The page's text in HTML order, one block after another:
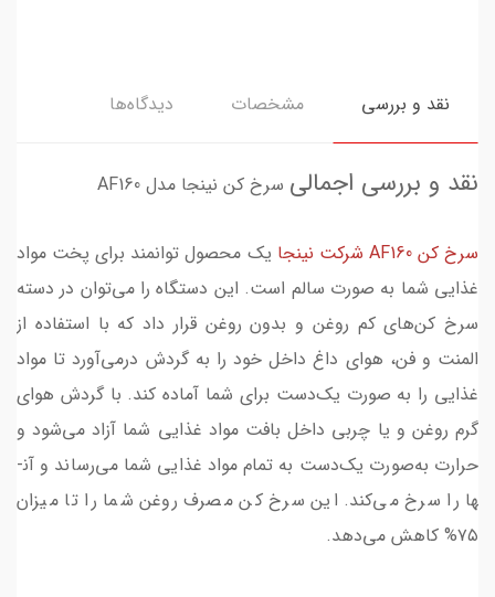
نقد و بررسی مشخصات دیدگاه‌ها
نقد و بررسی اجمالی سرخ کن نینجا مدل AF160
سرخ کن AF160 شرکت نینجا
یک محصول توانمند برای پخت مواد
غذایی شما به صورت سالم است. این دستگاه را می‌­توان در دسته
سرخ کن‌­های کم روغن و بدون روغن قرار داد که با استفاده از
المنت و فن، هوای داغ داخل خود را به گردش درمی‌­آورد تا مواد
غذایی را به صورت یک‌دست برای شما آماده کند. با گردش هوای
گرم روغن و یا چربی داخل بافت مواد غذایی شما آزاد می‌­شود و
حرارت به‌صورت یک‌دست به تمام مواد غذایی شما می­‌رساند و آن­
ها را سرخ می‌­کند. این سرخ کن مصرف روغن شما را تا میزان
۷۵% کاهش می­‌دهد.